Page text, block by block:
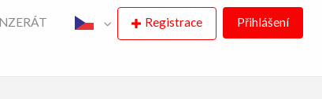
Registrace Přihlášení